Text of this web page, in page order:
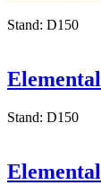
Stand: D150
Stand: D150